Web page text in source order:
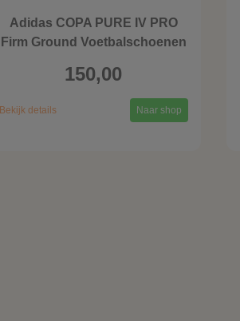
Adidas COPA PURE IV PRO
Firm Ground Voetbalschoenen
150,00
Bekijk details Naar shop